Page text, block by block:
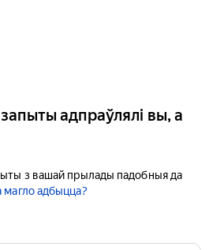
адпраўлялі вы, а
з вашай прылады падобныя да
магло адбыцца?